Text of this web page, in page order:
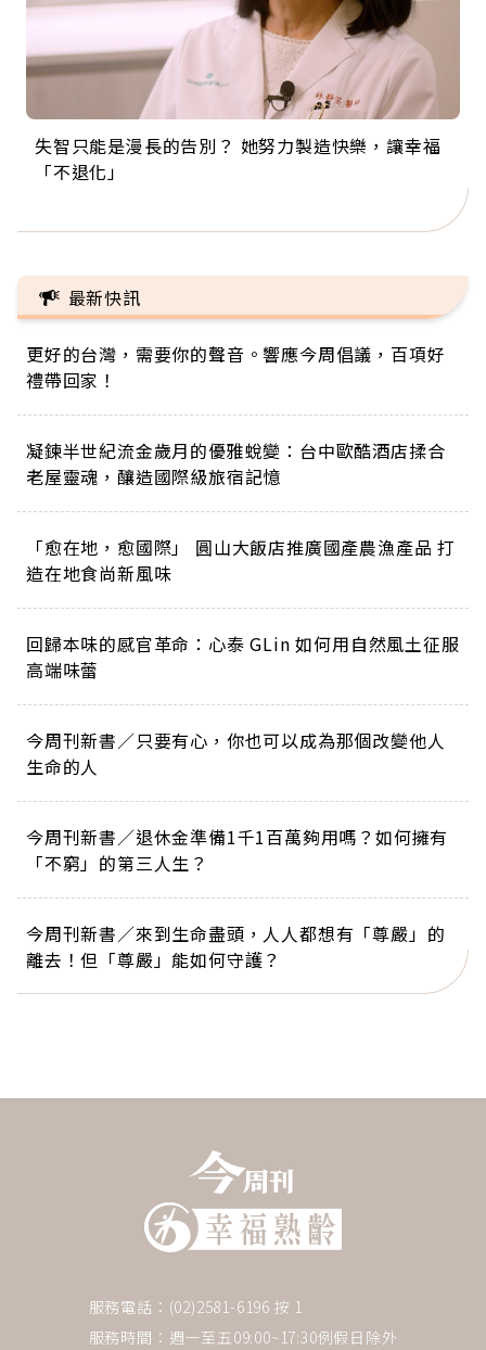
失智只能是漫長的告別？ 她努力製造快樂，讓幸福
「不退化」
來自剛果的巧克力神父 為台灣奉獻36年 「台灣是我
的家，我連作夢都講台語！」
63歲卸矽谷副總、搬回台灣找快樂！「蛋黃哥小
丑」走進安養院，逗樂上萬爺奶：退休後才開始真
104歲打破金氏世界紀錄 成為全球最年長羽球選
手，分享長壽的秘密原來是「這個」
事業巔峰他選擇追夢…黑手阿伯拉小提琴還登上小
巨蛋！連CNN都大讚！
最新快訊
更好的台灣，需要你的聲音。響應今周倡議，百項好
禮帶回家！
凝鍊半世紀流金歲月的優雅蛻變：台中歐酷酒店揉合
老屋靈魂，釀造國際級旅宿記憶
「愈在地，愈國際」 圓山大飯店推廣國產農漁產品 打
造在地食尚新風味
回歸本味的感官革命：心泰 GLin 如何用自然風土征服
高端味蕾
今周刊新書／只要有心，你也可以成為那個改變他人
生命的人
今周刊新書／退休金準備1千1百萬夠用嗎？如何擁有
「不窮」的第三人生？
今周刊新書／來到生命盡頭，人人都想有「尊嚴」的
離去！但「尊嚴」能如何守護？
服務電話：(02)2581-6196 按 1
服務時間：週一至五09:00~17:30例假日除外